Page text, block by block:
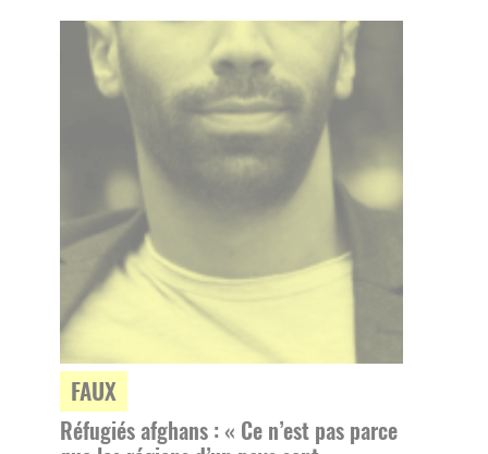
FAUX
Réfugiés afghans : « Ce n’est pas parce